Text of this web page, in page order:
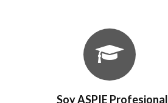
Soy ASPIE Profesional